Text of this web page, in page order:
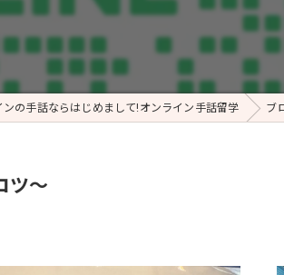
初心者
資格
ンの手話ならはじめまして!オンライン手話留学 ブ
ツ～